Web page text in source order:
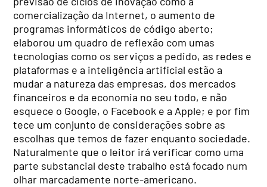
comercialização da Internet, o aumento de
programas informáticos de código aberto;
elaborou um quadro de reflexão com umas
tecnologias como os serviços a pedido, as redes e
plataformas e a inteligência artificial estão a
mudar a natureza das empresas, dos mercados
financeiros e da economia no seu todo, e não
esquece o Google, o Facebook e a Apple; e por fim
tece um conjunto de considerações sobre as
escolhas que temos de fazer enquanto sociedade.
Naturalmente que o leitor irá verificar como uma
parte substancial deste trabalho está focado num
olhar marcadamente norte-americano.